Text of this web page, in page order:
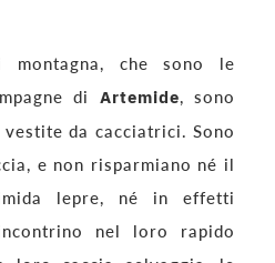
che sono le
di Artemide, sono
da cacciatrici. Sono
e non risparmiano né il
lepre, né in effetti
nel loro rapido